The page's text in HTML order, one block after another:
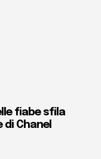
fiabe sfila
di Chanel